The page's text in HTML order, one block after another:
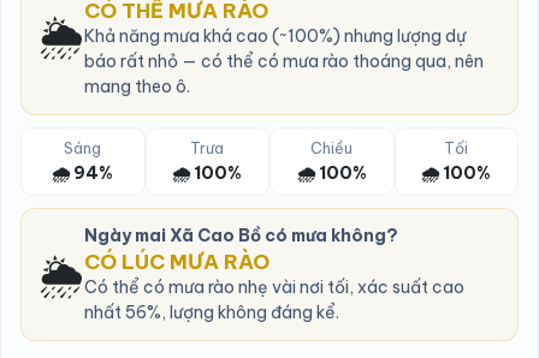
🌦️CÓ THỂ MƯA RÀO
Khả năng mưa khá cao (~100%) nhưng lượng dự
báo rất nhỏ — có thể có mưa rào thoáng qua, nên
mang theo ô.
Sáng
🌧️ 94%
Trưa
🌧️ 100%
Chiều
🌧️ 100%
Tối
🌧️ 100%
🌦️
Ngày mai Xã Cao Bồ có mưa không?
CÓ LÚC MƯA RÀO
Có thể có mưa rào nhẹ vài nơi tối, xác suất cao
nhất 56%, lượng không đáng kể.